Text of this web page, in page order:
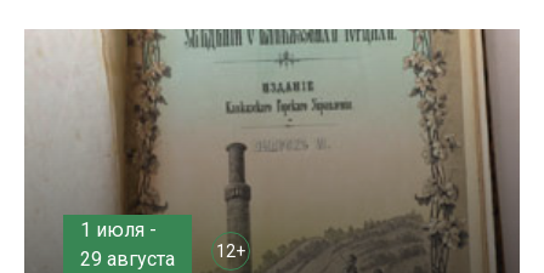
1 июля -
29 августа
12+